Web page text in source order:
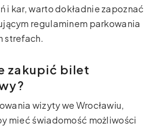
i kar, warto dokładnie zapoznać
regulaminem parkowania
strefach.
zakupić bilet
wizyty we Wrocławiu,
mieć świadomość możliwości